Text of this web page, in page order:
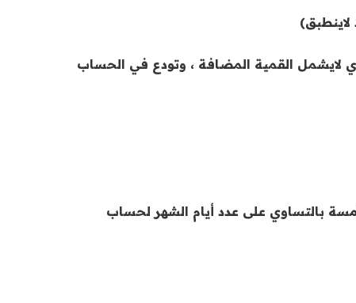
لايشمل القمية المضافة ، وتودع في الحساب
من الشهر، يتم تقسيم القيمة المذكورة بالفقرة (1) من المادة الخامسة بالتساوي على عدد أيام الشهر لحساب